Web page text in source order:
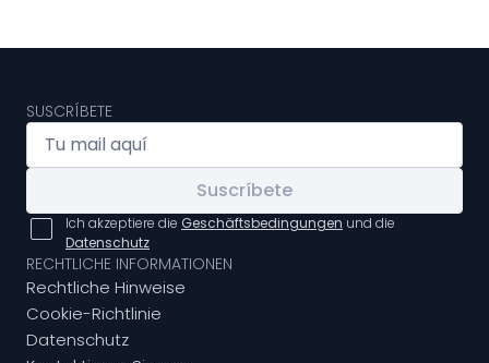
SUSCRÍBETE
Suscríbete
Ich akzeptiere die Geschäftsbedingungen und die
Datenschutz
RECHTLICHE INFORMATIONEN
Rechtliche Hinweise
Cookie-Richtlinie
Datenschutz